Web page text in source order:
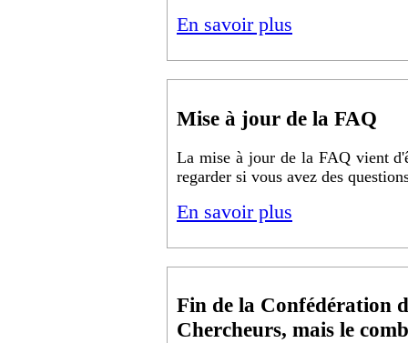
En savoir plus
Mise à jour de la FAQ
La mise à jour de la FAQ vient
regarder si vous avez des
En savoir plus
Fin de la Confédération
Chercheurs, mais le